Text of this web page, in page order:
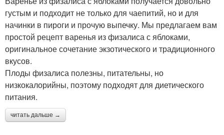
густым и подходит не только для чаепитий, но и для
начинки в пироги и прочую выпечку. Мы предлагаем вам
простой рецепт варенья из физалиса с яблоками,
оригинальное сочетание экзотического и традиционного
вкусов.
Плоды физалиса полезны, питательны, но
низкокалорийны, поэтому подходят для диетического
питания.
читать дальше →